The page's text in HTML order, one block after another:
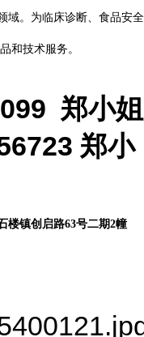
域。为临床诊断、食品安全
和技术服务。
郑小姐
郑小
楼镇创启路63号二期2幢